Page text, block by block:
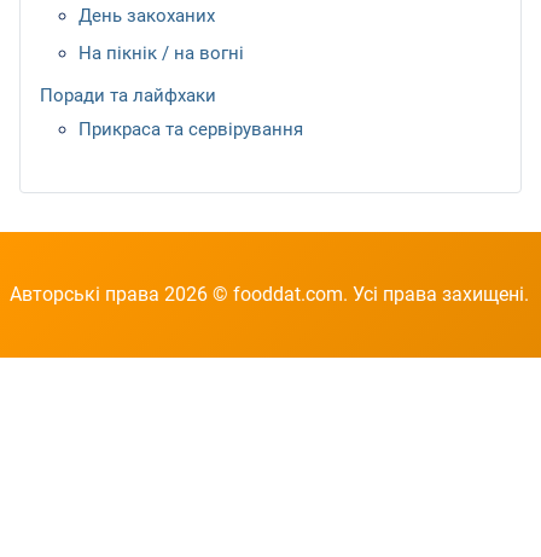
День закоханих
На пікнік / на вогні
Поради та лайфхаки
Прикраса та сервірування
Авторські права 2026 © fooddat.com. Усі права захищені.